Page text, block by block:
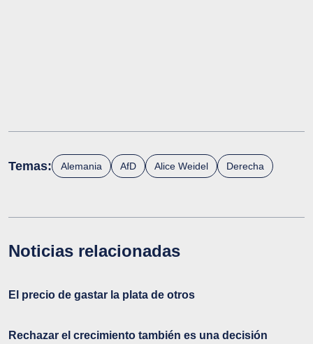
Temas: Alemania AfD Alice Weidel Derecha
Noticias relacionadas
El precio de gastar la plata de otros
Rechazar el crecimiento también es una decisión